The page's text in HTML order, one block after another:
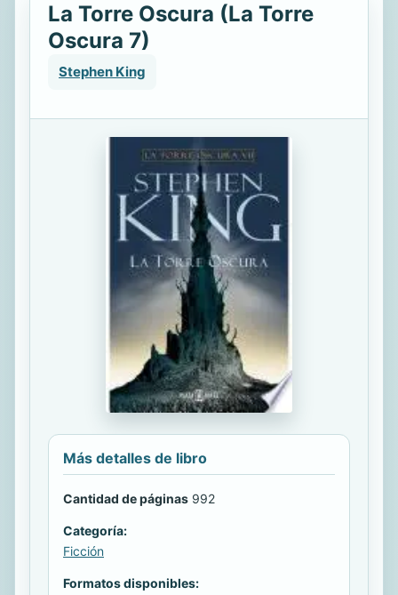
La Torre Oscura (La Torre
Oscura 7)
Stephen King
Más detalles de libro
Cantidad de páginas 992
Categoría:
Ficción
Formatos disponibles: